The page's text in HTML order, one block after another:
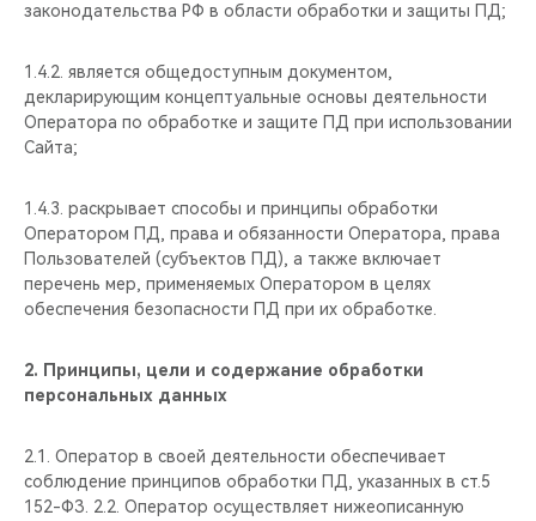
законодательства РФ в области обработки и защиты ПД;
1.4.2. является общедоступным документом,
декларирующим концептуальные основы деятельности
Оператора по обработке и защите ПД при использовании
Сайта;
1.4.3. раскрывает способы и принципы обработки
Оператором ПД, права и обязанности Оператора, права
Пользователей (субъектов ПД), а также включает
перечень мер, применяемых Оператором в целях
обеспечения безопасности ПД при их обработке.
2. Принципы, цели и содержание обработки
персональных данных
2.1. Оператор в своей деятельности обеспечивает
соблюдение принципов обработки ПД, указанных в ст.5
152-ФЗ. 2.2. Оператор осуществляет нижеописанную